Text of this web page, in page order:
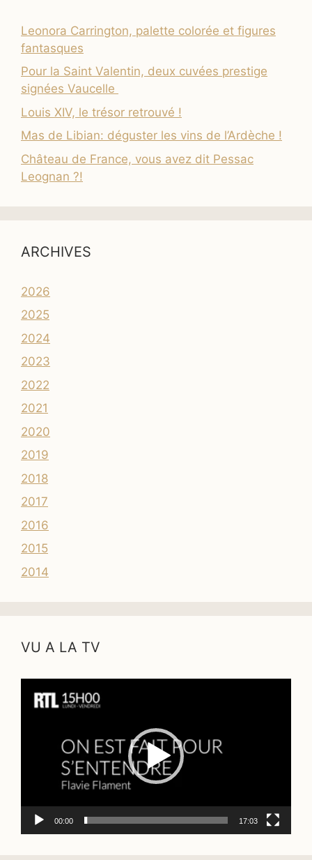
Leonora Carrington, palette colorée et figures
fantasques
Pour la Saint Valentin, deux cuvées prestige
signées Vaucelle
Louis XIV, le trésor retrouvé !
Mas de Libian: déguster les vins de l’Ardèche !
Château de France, vous avez dit Pessac
Leognan ?!
ARCHIVES
2026
2025
2024
2023
2022
2021
2020
2019
2018
2017
2016
2015
2014
VU A LA TV
vidéo
00:00 17:03